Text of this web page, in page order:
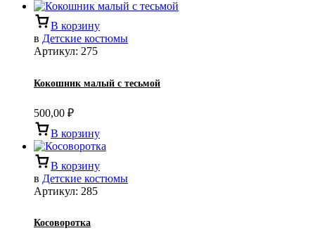
В корзину
в Детские костюмы
Артикул: 275
Кокошник малый с тесьмой
500,00 ₽
В корзину
В корзину
в Детские костюмы
Артикул: 285
Косоворотка